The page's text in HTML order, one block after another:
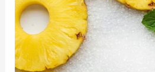
и
напитки?